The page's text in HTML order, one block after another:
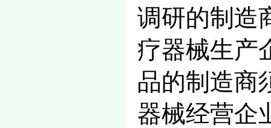
调研的制造
疗器械生产
品的制造商
器械经营企